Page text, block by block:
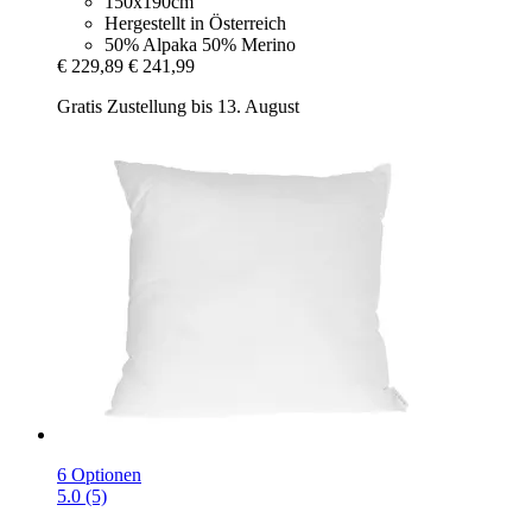
Hergestellt in Österreich
50% Alpaka 50% Merino
€ 229,89 € 241,99
Gratis Zustellung bis 13. August
6 Optionen
5.0 (5)